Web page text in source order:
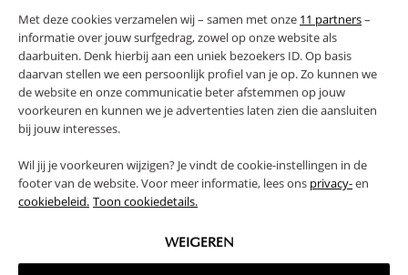
Met deze cookies verzamelen wij – samen met onze 11 partners–
informatie over jouw surfgedrag, zowel op onze website als
daarbuiten. Denk hierbij aan een uniek bezoekers ID. Op basis
daarvan stellen we een persoonlijk profiel van je op. Zo kunnen we
de website en onze communicatie beter afstemmen op jouw
voorkeuren en kunnen we je advertenties laten zien die aansluiten
bij jouw interesses.
Wil jij je voorkeuren wijzigen? Je vindt de cookie-instellingen in de
footer van de website. Voor meer informatie, lees ons privacy-en
cookiebeleid. Toon cookiedetails.
WEIGEREN
FAQ
RETOUREN
High-contrast mode